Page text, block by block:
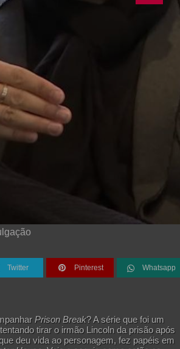
Twitter Pinterest Whatsapp
Prison Break? A série que foi um
tirar o irmão Lincoln da prisão após
deu vida ao personagem, fez papéis em